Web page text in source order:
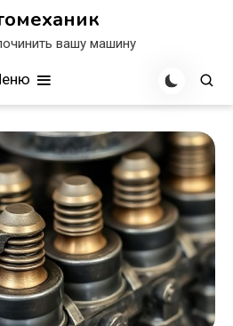
вашу машину